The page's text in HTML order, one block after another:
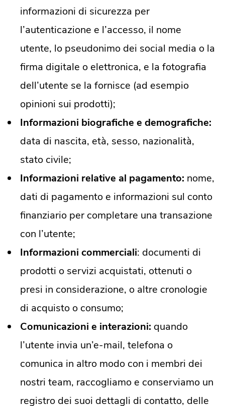
informazioni di sicurezza per
l’autenticazione e l’accesso, il nome
utente, lo pseudonimo dei social media o la
firma digitale o elettronica, e la fotografia
dell’utente se la fornisce (ad esempio
opinioni sui prodotti);
Informazioni biografiche e demografiche:
data di nascita, età, sesso, nazionalità,
stato civile;
Informazioni relative al pagamento: nome,
dati di pagamento e informazioni sul conto
finanziario per completare una transazione
con l’utente;
Informazioni commerciali: documenti di
prodotti o servizi acquistati, ottenuti o
presi in considerazione, o altre cronologie
di acquisto o consumo;
Comunicazioni e interazioni: quando
l’utente invia un’e-mail, telefona o
comunica in altro modo con i membri dei
nostri team, raccogliamo e conserviamo un
registro dei suoi dettagli di contatto, delle